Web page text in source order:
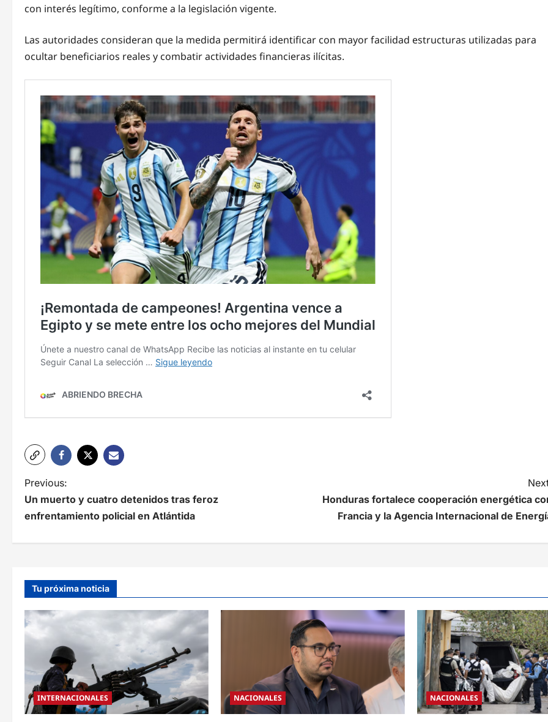
con interés legítimo, conforme a la legislación vigente.
Las autoridades consideran que la medida permitirá identificar con mayor facilidad estructuras utilizadas para
ocultar beneficiarios reales y combatir actividades financieras ilícitas.
N
a
a
c
i
n
d
Previous:
Un muerto y cuatro detenidos tras feroz
enfrentamiento policial en Atlántida
Honduras fortalece cooperación energética
Francia y la Agencia Internacional de
Tu próxima noticia
INTERNACIONALES NACIONALES NACIONALES